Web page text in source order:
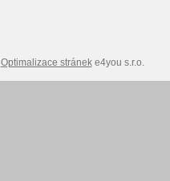
Optimalizace stráneke4you s.r.o.